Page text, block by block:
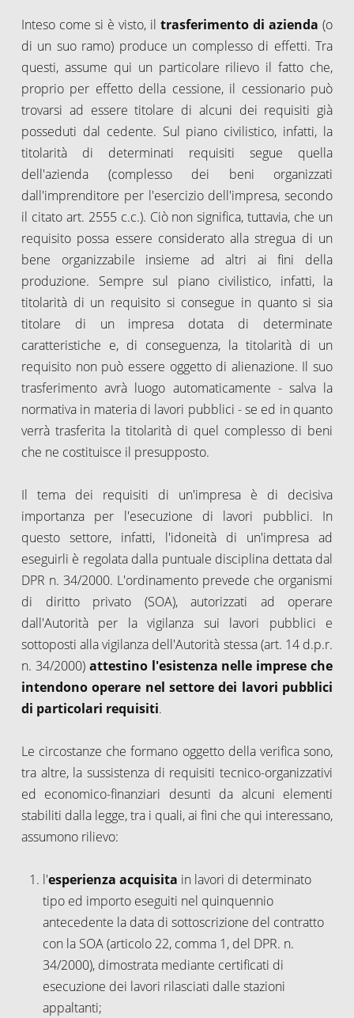
Inteso come si è visto, il trasferimento di azienda (o
di un suo ramo) produce un complesso di effetti. Tra
questi, assume qui un particolare rilievo il fatto che,
proprio per effetto della cessione, il cessionario può
trovarsi ad essere titolare di alcuni dei requisiti già
posseduti dal cedente. Sul piano civilistico, infatti, la
titolarità di determinati requisiti segue quella
dell'azienda (complesso dei beni organizzati
dall'imprenditore per l'esercizio dell'impresa, secondo
il citato art. 2555 c.c.). Ciò non significa, tuttavia, che un
requisito possa essere considerato alla stregua di un
bene organizzabile insieme ad altri ai fini della
produzione. Sempre sul piano civilistico, infatti, la
titolarità di un requisito si consegue in quanto si sia
titolare di un impresa dotata di determinate
caratteristiche e, di conseguenza, la titolarità di un
requisito non può essere oggetto di alienazione. Il suo
trasferimento avrà luogo automaticamente - salva la
normativa in materia di lavori pubblici - se ed in quanto
verrà trasferita la titolarità di quel complesso di beni
che ne costituisce il presupposto.
Il tema dei requisiti di un'impresa è di decisiva
importanza per l'esecuzione di lavori pubblici. In
questo settore, infatti, l'idoneità di un'impresa ad
eseguirli è regolata dalla puntuale disciplina dettata dal
DPR n. 34/2000. L'ordinamento prevede che organismi
di diritto privato (SOA), autorizzati ad operare
dall'Autorità per la vigilanza sui lavori pubblici e
sottoposti alla vigilanza dell'Autorità stessa (art. 14 d.p.r.
n. 34/2000) attestino l'esistenza nelle imprese che
intendono operare nel settore dei lavori pubblici
di particolari requisiti.
Le circostanze che formano oggetto della verifica sono,
tra altre, la sussistenza di requisiti tecnico-organizzativi
ed economico-finanziari desunti da alcuni elementi
stabiliti dalla legge, tra i quali, ai fini che qui interessano,
assumono rilievo:
l'esperienza acquisita in lavori di determinato
tipo ed importo eseguiti nel quinquennio
antecedente la data di sottoscrizione del contratto
con la SOA (articolo 22, comma 1, del DPR. n.
34/2000), dimostrata mediante certificati di
esecuzione dei lavori rilasciati dalle stazioni
appaltanti;